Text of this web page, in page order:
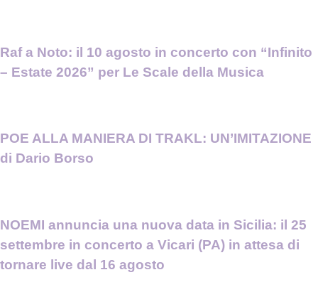
Raf a Noto: il 10 agosto in concerto con “Infinito
– Estate 2026” per Le Scale della Musica
POE ALLA MANIERA DI TRAKL: UN’IMITAZIONE
di Dario Borso
NOEMI annuncia una nuova data in Sicilia: il 25
settembre in concerto a Vicari (PA) in attesa di
tornare live dal 16 agosto